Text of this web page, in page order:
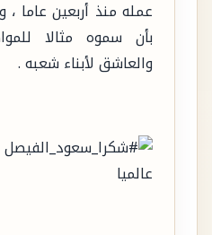
عمله منذ أربعين عاما
بأن سموه مثالا
والعاشق لأبناء شعبه .